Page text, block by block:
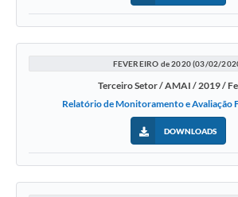
FEVEREIRO de 2020 (03/02/
Terceiro Setor / AMAI / 2019 /
Relatório de Monitoramento e Avaliação
DOWNLOADS